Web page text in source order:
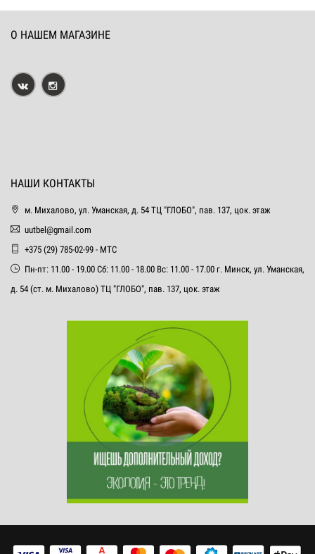
О НАШЕМ МАГАЗИНЕ
НАШИ КОНТАКТЫ
м. Михалово, ул. Уманская, д. 54 ТЦ "ГЛОБО", пав. 137, цок. этаж
uutbel@gmail.com
+375 (29) 785-02-99 - МТС
Пн-пт: 11.00 - 19.00 Сб: 11.00 - 18.00 Вс: 11.00 - 17.00 г. Минск, ул. Уманская,
д. 54 (ст. м. Михалово) ТЦ "ГЛОБО", пав. 137, цок. этаж